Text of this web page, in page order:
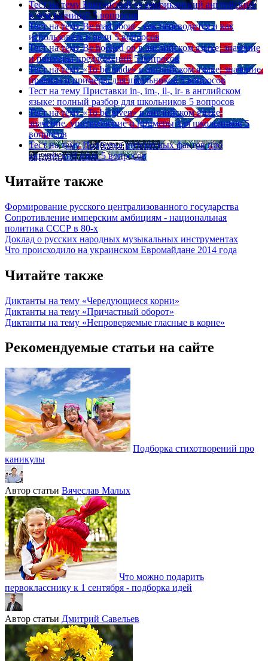
Тест на тему Британский vs американский английский:
в чем разница? 5 вопросов
Тест на тему Be mad about - как переводится и как
использовать в речи 5 вопросов
Тест на тему Be hooked on в английском языке: значение
и примеры предложений 5 вопросов
Тест на тему «To be made» в английском языке: значение,
правила и примеры для школьников 5 вопросов
Тест на тему Приставки in-, im-, il-, ir- в английском
языке: полный разбор для школьников 5 вопросов
Тест на тему «To be given» в английском языке:
значение, употребление и примеры для школьников 5
вопросов
Тест на тему Подборка интересных фактов про
английский язык 5 вопросов
Читайте также
Формирование русского централизованного государства
Сопротивление имперским амбициям - национальная
политика СССР в 80-х
Доклад о русских народных музыкальных инструментах
Что происходило на украинском Евромайдане 2014 года
Читайте также
Диктанты на тему «Чередующиеся корни»
Диктанты на тему «Причастный оборот»
Диктанты на тему «Непроверяемые гласные в корне»
Рекомендуемые статьи на сайте
Подборка стихотворений про
каникулы
Автор статьи Вячеслав Малых
Что можно подарить
первокласснику к 1 сентября - подборка идей
Автор статьи Дмитрий Савельев